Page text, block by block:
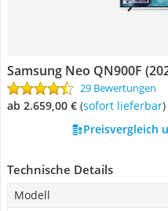
Samsung Neo QN900F
29 Bewertungen
ab 2.659,00 € ( Sofort lieferbar)
Preisvergleich
Technische Details
Modell